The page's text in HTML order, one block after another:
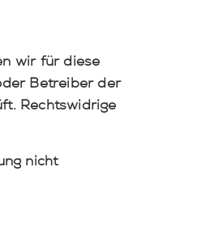
wir für diese
Betreiber der
Rechtswidrige
nicht